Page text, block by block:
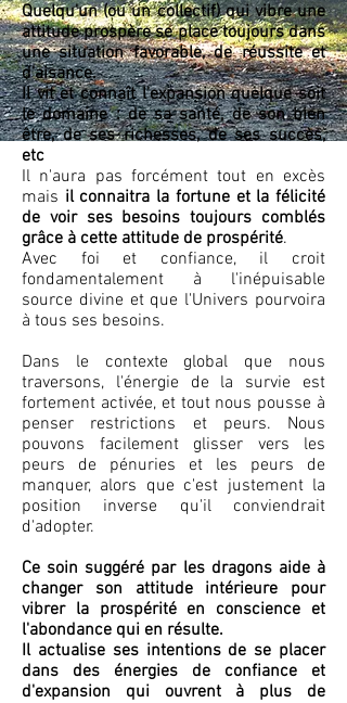
Quelqu'un (ou un collectif) qui vibre une
attitude prospère se place toujours dans
une situation favorable, de réussite et
d'aisance.
Il vit et connaît l'expansion quelque soit
le domaine : de sa santé, de son bien
être, de ses richesses, de ses succès,
etc
Il n'aura pas forcément tout en excès
mais il connaitra la fortune et la félicité
de voir ses besoins toujours comblés
grâce à cette attitude de prospérité.
Avec foi et confiance, il croit
fondamentalement à l'inépuisable
source divine et que l'Univers pourvoira
à tous ses besoins.
Dans le contexte global que nous
traversons, l'énergie de la survie est
fortement activée, et tout nous pousse à
penser restrictions et peurs. Nous
pouvons facilement glisser vers les
peurs de pénuries et les peurs de
manquer, alors que c'est justement la
position inverse qu'il conviendrait
d'adopter.
Ce soin suggéré par les dragons aide à
changer son attitude intérieure pour
vibrer la prospérité en conscience et
l'abondance qui en résulte.
Il actualise ses intentions de se placer
dans des énergies de confiance et
d'expansion qui ouvrent à plus de